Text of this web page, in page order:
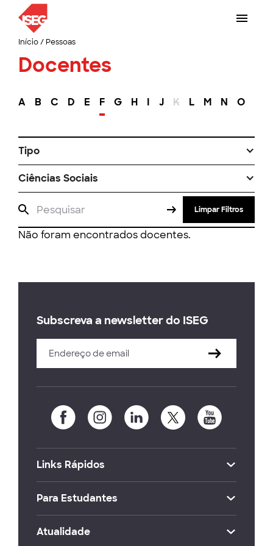
Início/ Pessoas
Docentes
A B C D E F G H I J K L M N O
Tipo
Ciências Sociais
Limpar Filtros
Não foram encontrados docentes.
Subscreva a newsletter do ISEG
Links Rápidos
Para Estudantes
Atualidade